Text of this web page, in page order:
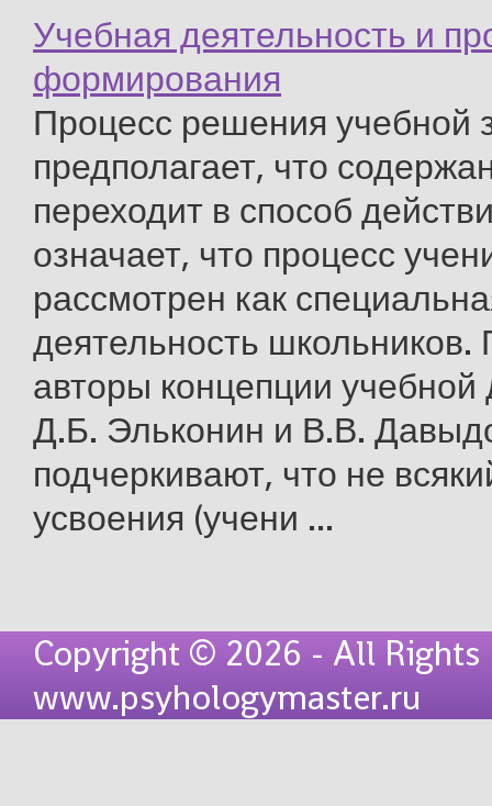
Учебная деятельность и
формирования
Процесс решения учебной
предполагает, что
переходит в способ
означает, что процесс
рассмотрен как
деятельность школьников.
авторы концепции учебной
Д.Б. Эльконин и В.В.
подчеркивают, что не
усвоения (учени ...
Copyright © 2026 - All Rights
www.psyhologymaster.ru